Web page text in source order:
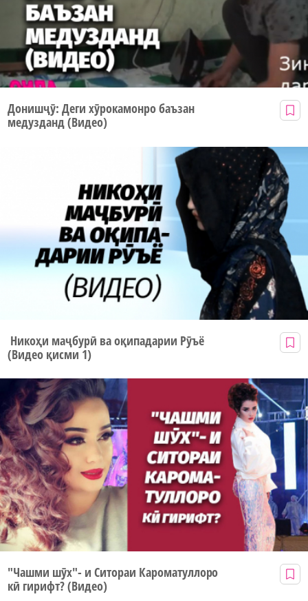
Донишҷӯ: Деги хӯрокамонро баъзан
медузданд (Видео)
Никоҳи маҷбурӣ ва оқипадарии Рӯъё
(Видео қисми 1)
"Чашми шӯх"- и Ситораи Кароматуллоро
кӣ гирифт? (Видео)